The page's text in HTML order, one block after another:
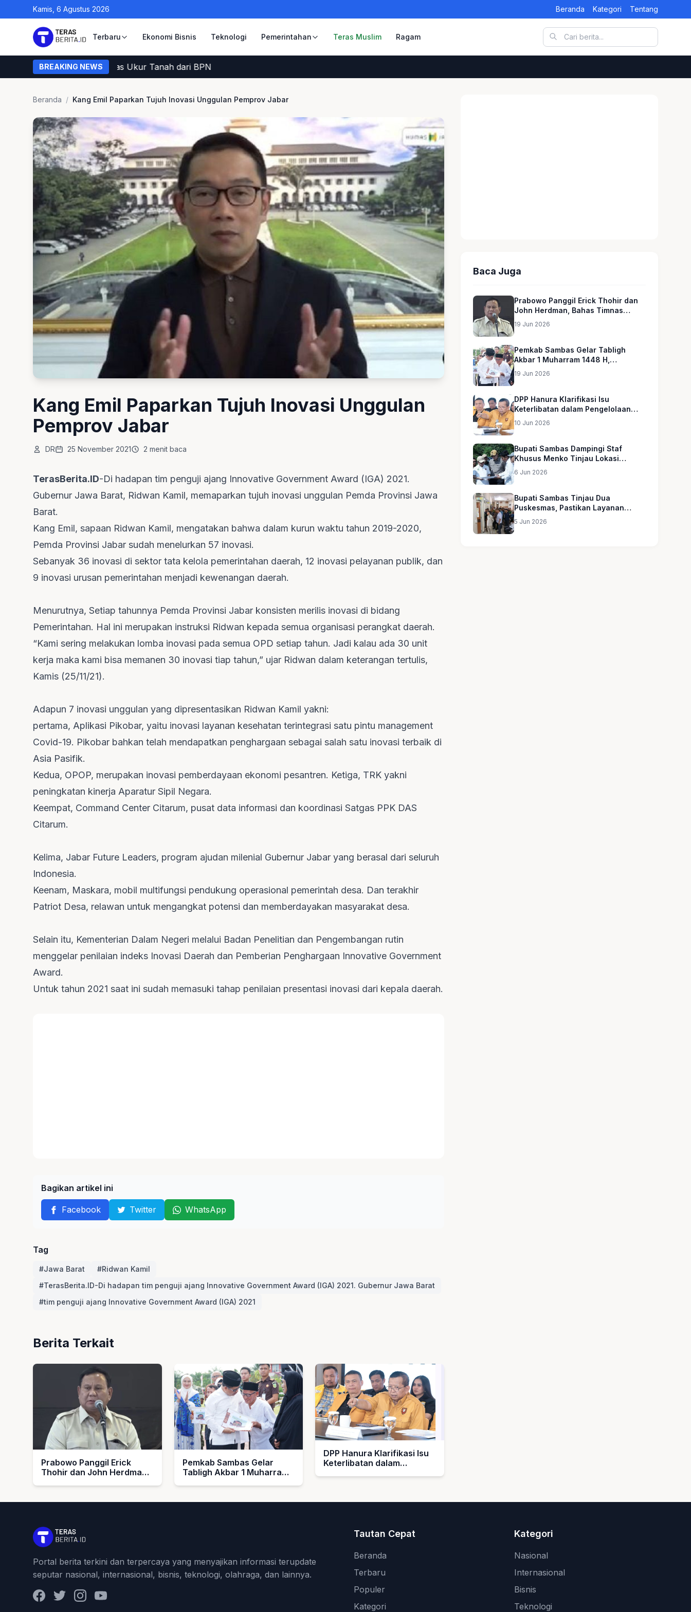
Kamis, 6 Agustus 2026 Beranda Kategori Tentang
Terbaru Ekonomi Bisnis Teknologi Pemerintahan Teras Muslim Ragam
BREAKING NEWS
Memastikan Petugas Ukur Tanah dari BPN
Beranda / Kang Emil Paparkan Tujuh Inovasi Unggulan Pemprov Jabar
Kang Emil Paparkan Tujuh Inovasi Unggulan
Pemprov Jabar
DR 25 November 2021 2 menit baca
TerasBerita.ID-Di hadapan tim penguji ajang Innovative Government Award (IGA) 2021.
Gubernur Jawa Barat, Ridwan Kamil, memaparkan tujuh inovasi unggulan Pemda Provinsi Jawa
Barat.
Kang Emil, sapaan Ridwan Kamil, mengatakan bahwa dalam kurun waktu tahun 2019-2020,
Pemda Provinsi Jabar sudah menelurkan 57 inovasi.
Sebanyak 36 inovasi di sektor tata kelola pemerintahan daerah, 12 inovasi pelayanan publik, dan
9 inovasi urusan pemerintahan menjadi kewenangan daerah.
Menurutnya, Setiap tahunnya Pemda Provinsi Jabar konsisten merilis inovasi di bidang
Pemerintahan. Hal ini merupakan instruksi Ridwan kepada semua organisasi perangkat daerah.
“Kami sering melakukan lomba inovasi pada semua OPD setiap tahun. Jadi kalau ada 30 unit
kerja maka kami bisa memanen 30 inovasi tiap tahun,” ujar Ridwan dalam keterangan tertulis,
Kamis (25/11/21).
Adapun 7 inovasi unggulan yang dipresentasikan Ridwan Kamil yakni:
pertama, Aplikasi Pikobar, yaitu inovasi layanan kesehatan terintegrasi satu pintu management
Covid-19. Pikobar bahkan telah mendapatkan penghargaan sebagai salah satu inovasi terbaik di
Asia Pasifik.
Kedua, OPOP, merupakan inovasi pemberdayaan ekonomi pesantren. Ketiga, TRK yakni
peningkatan kinerja Aparatur Sipil Negara.
Keempat, Command Center Citarum, pusat data informasi dan koordinasi Satgas PPK DAS
Citarum.
Kelima, Jabar Future Leaders, program ajudan milenial Gubernur Jabar yang berasal dari seluruh
Indonesia.
Keenam, Maskara, mobil multifungsi pendukung operasional pemerintah desa. Dan terakhir
Patriot Desa, relawan untuk mengangkat potensi dan memberdayakan masyarakat desa.
Selain itu, Kementerian Dalam Negeri melalui Badan Penelitian dan Pengembangan rutin
menggelar penilaian indeks Inovasi Daerah dan Pemberian Penghargaan Innovative Government
Award.
Untuk tahun 2021 saat ini sudah memasuki tahap penilaian presentasi inovasi dari kepala daerah.
Bagikan artikel ini
Facebook Twitter WhatsApp
Tag
#Jawa Barat
#Ridwan Kamil
#TerasBerita.ID-Di hadapan tim penguji ajang Innovative Government Award (IGA) 2021. Gubernur Jawa Barat
#tim penguji ajang Innovative Government Award (IGA) 2021
Berita Terkait
Prabowo Panggil Erick
Thohir dan John Herdman,
Pemkab Sambas Gelar
Tabligh Akbar 1 Muharram
dan Imam Masjid
DPP Hanura Klarifikasi Isu
Keterlibatan dalam
Baca Juga
Prabowo Panggil Erick Thohir dan
John Herdman, Bahas Timnas
Indonesia
19 Jun 2026
Pemkab Sambas Gelar Tabligh
Akbar 1 Muharram 1448 H,
Serahkan Hadiah Umroh untuk Guru
19 Jun 2026
DPP Hanura Klarifikasi Isu
Keterlibatan dalam Pengelolaan
MBG
10 Jun 2026
Bupati Sambas Dampingi Staf
Khusus Menko Tinjau Lokasi
Sekolah Rakyat
6 Jun 2026
Bupati Sambas Tinjau Dua
Puskesmas, Pastikan Layanan
Kesehatan Merata
5 Jun 2026
Portal berita terkini dan terpercaya yang menyajikan informasi terupdate
seputar nasional, internasional, bisnis, teknologi, olahraga, dan lainnya.
FacebookTwitterInstagramYouTube
Tautan Cepat
Beranda
Terbaru
Populer
Kategori
Kategori
Nasional
Internasional
Bisnis
Teknologi